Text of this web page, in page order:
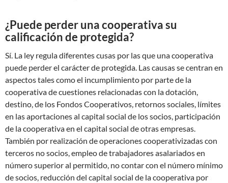
¿Puede perder una cooperativa su
calificación de protegida?
Sí. La ley regula diferentes cusas por las que una cooperativa
puede perder el carácter de protegida. Las causas se centran en
aspectos tales como el incumplimiento por parte de la
cooperativa de cuestiones relacionadas con la dotación,
destino, de los Fondos Cooperativos, retornos sociales, límites
en las aportaciones al capital social de los socios, participación
de la cooperativa en el capital social de otras empresas.
También por realización de operaciones cooperativizadas con
terceros no socios, empleo de trabajadores asalariados en
número superior al permitido, no contar con el número mínimo
de socios, reducción del capital social de la cooperativa por